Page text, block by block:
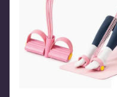
EDR, LE
Bakre kamera 8
Främre kamera 1,2
Färg : Grå
Grade C